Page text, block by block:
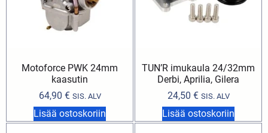
Motoforce PWK 24mm
kaasutin
64,90 € SIS. ALV
Lisää ostoskoriin
TUN’R imukaula 24/32mm
Derbi, Aprilia, Gilera
24,50 € SIS. ALV
Lisää ostoskoriin